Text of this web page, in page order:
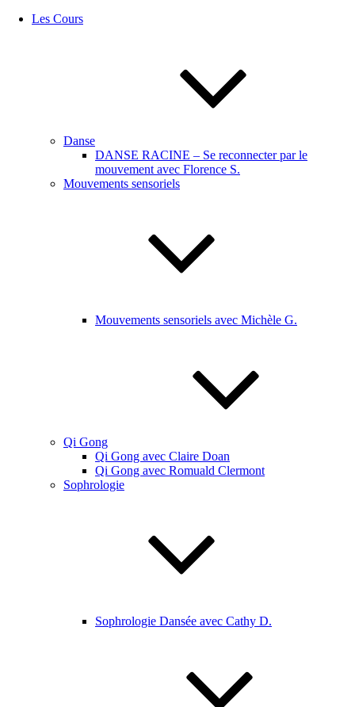
Les Cours
Danse
DANSE RACINE – Se reconnecter par le
mouvement avec Florence S.
Mouvements sensoriels
Mouvements sensoriels avec Michèle G.
Qi Gong
Qi Gong avec Claire Doan
Qi Gong avec Romuald Clermont
Sophrologie
Sophrologie Dansée avec Cathy D.